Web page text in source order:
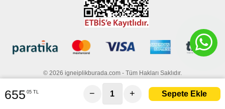
© 2026 igneiplikburada.com - Tüm Hakları Saklıdır.
655 05 TL − +